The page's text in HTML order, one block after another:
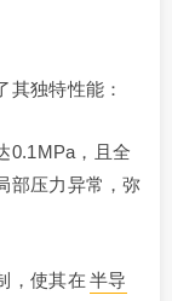
其独特性能：
0.1MPa，且全
部压力异常，弥
，使其在 半导